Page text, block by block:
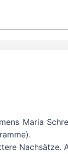
Maria
Nachsätze.